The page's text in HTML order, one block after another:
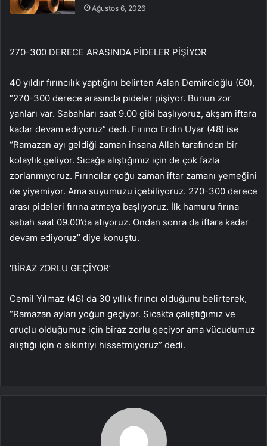
Ağustos 6, 2026
270-300 DERECE ARASINDA PİDELER PİŞİYOR
40 yıldır fırıncılık yaptığını belirten Aslan Demircioğlu (60),
“270-300 derece arasında pideler pişiyor. Bunun zor
yanları var. Sabahları saat 9.00 gibi başlıyoruz, akşam iftara
kadar devam ediyoruz” dedi. Fırıncı Erdin Uyar (48) ise
“Ramazan ayı geldiği zaman insana Allah tarafından bir
kolaylık geliyor. Sıcağa alıştığımız için de çok fazla
zorlanmıyoruz. Fırıncılar çoğu zaman iftar zamanı yemeğini
de yiyemiyor. Ama suyumuzu içebiliyoruz. 270-300 derece
arası pideleri fırına atmaya başlıyoruz. İlk hamuru fırına
sabah saat 09.00’da atıyoruz. Ondan sonra da iftara kadar
devam ediyoruz” diye konuştu.
‘BİRAZ ZORLU GEÇİYOR’
Cemil Yılmaz (46) da 30 yıllık fırıncı olduğunu belirterek,
“Ramazan ayları yoğun geçiyor. Sıcakta çalıştığımız ve
oruçlu olduğumuz için biraz zorlu geçiyor ama vücudumuz
alıştığı için o sıkıntıyı hissetmiyoruz” dedi.